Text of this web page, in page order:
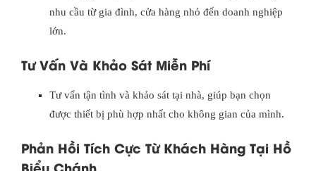
nhu cầu từ gia đình, cửa hàng nhỏ đến doanh nghiệp
lớn.
Tư Vấn Và Khảo Sát Miễn Phí
Tư vấn tận tình và khảo sát tại nhà, giúp bạn chọn
được thiết bị phù hợp nhất cho không gian của mình.
Phản Hồi Tích Cực Từ Khách Hàng Tại Hồ